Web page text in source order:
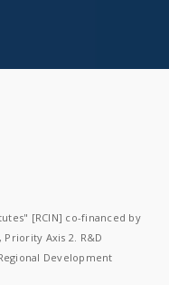
[RCIN] co-financed by
Axis 2. R&D
Development